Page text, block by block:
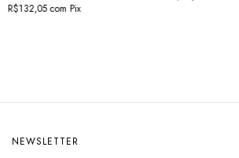
R$132,05com Pix
NEWSLETTER